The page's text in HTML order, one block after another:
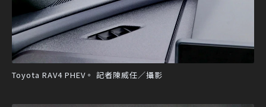
Toyota RAV4 PHEV。 記者陳威任／攝影